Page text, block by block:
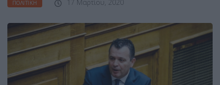
ΠΟΛΙΤΙΚΉ 17 Μαρτίου, 2020